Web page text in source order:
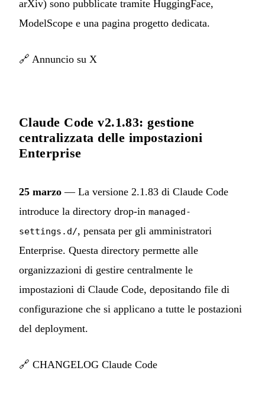
arXiv) sono pubblicate tramite HuggingFace,
ModelScope e una pagina progetto dedicata.
🔗 Annuncio su X
Claude Code v2.1.83: gestione
centralizzata delle impostazioni
Enterprise
25 marzo — La versione 2.1.83 di Claude Code
introduce la directory drop-in managed-
settings.d/, pensata per gli amministratori
Enterprise. Questa directory permette alle
organizzazioni di gestire centralmente le
impostazioni di Claude Code, depositando file di
configurazione che si applicano a tutte le postazioni
del deployment.
🔗 CHANGELOG Claude Code